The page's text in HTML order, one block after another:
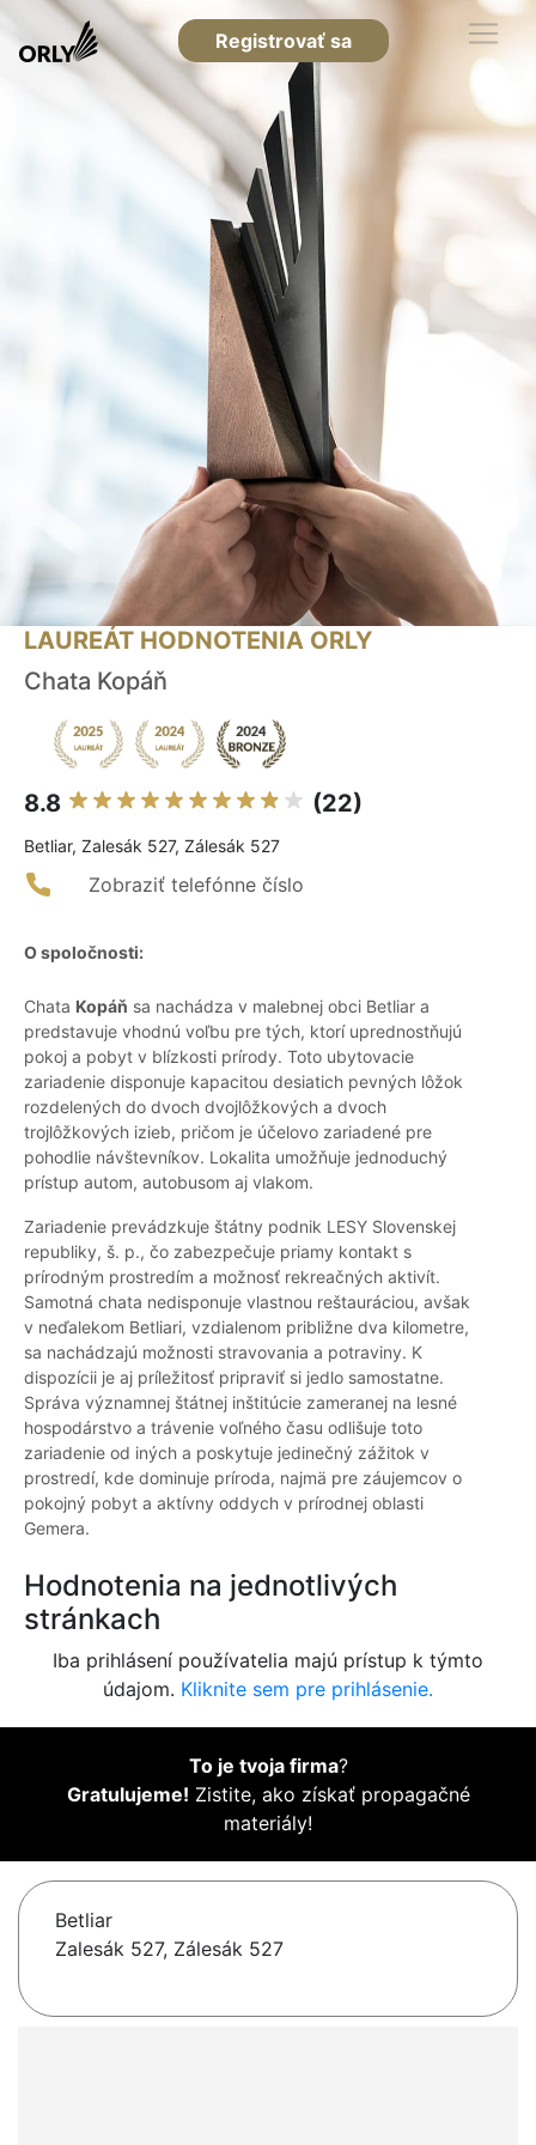
Registrovať sa
LAUREÁT HODNOTENIA ORLY
Chata Kopáň
8.8 (22)
Betliar, Zalesák 527, Zálesák 527
Zobraziť telefónne číslo
O spoločnosti:
Chata Kopáň sa nachádza v malebnej obci Betliar a
predstavuje vhodnú voľbu pre tých, ktorí uprednostňujú
pokoj a pobyt v blízkosti prírody. Toto ubytovacie
zariadenie disponuje kapacitou desiatich pevných lôžok
rozdelených do dvoch dvojlôžkových a dvoch
trojlôžkových izieb, pričom je účelovo zariadené pre
pohodlie návštevníkov. Lokalita umožňuje jednoduchý
prístup autom, autobusom aj vlakom.
Zariadenie prevádzkuje štátny podnik LESY Slovenskej
republiky, š. p., čo zabezpečuje priamy kontakt s
prírodným prostredím a možnosť rekreačných aktivít.
Samotná chata nedisponuje vlastnou reštauráciou, avšak
v neďalekom Betliari, vzdialenom približne dva kilometre,
sa nachádzajú možnosti stravovania a potraviny. K
dispozícii je aj príležitosť pripraviť si jedlo samostatne.
Správa významnej štátnej inštitúcie zameranej na lesné
hospodárstvo a trávenie voľného času odlišuje toto
zariadenie od iných a poskytuje jedinečný zážitok v
prostredí, kde dominuje príroda, najmä pre záujemcov o
pokojný pobyt a aktívny oddych v prírodnej oblasti
Gemera.
Hodnotenia na jednotlivých
stránkach
Iba prihlásení používatelia majú prístup k týmto
údajom. Kliknite sem pre prihlásenie.
To je tvoja firma?
Gratulujeme! Zistite, ako získať propagačné
materiály!
Betliar
Zalesák 527, Zálesák 527